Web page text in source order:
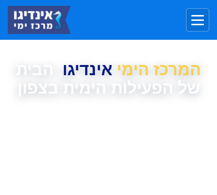
המרכז הימי אינדיגו , הבית
של הפעילות הימית בצפון